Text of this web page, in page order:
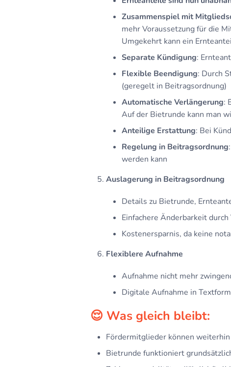
Zusammenspiel mit
mehr Voraussetzung für die
Umgekehrt kann ein
Separate Kündigung:
Flexible Beendigung: Durch
(geregelt in Beitragsordnung)
Automatische Verlängerung:
Auf der Bietrunde kann man
Anteilige Erstattung: Bei
Regelung in Beitragsordnung
werden kann
Auslagerung in Beitragsordnung
Details zu Bietrunde,
Einfachere Änderbarkeit
Kostenersparnis, da keine
Flexiblere Aufnahme
Aufnahme nicht mehr
Digitale Aufnahme in
😌 Was gleich bleibt:
Fördermitglieder können
Bietrunde funktioniert